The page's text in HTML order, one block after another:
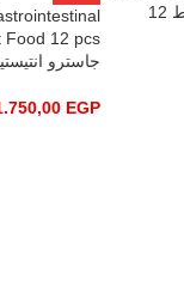
عبوة فيليكس سوفت للقطط 12
جاسترو
EGP